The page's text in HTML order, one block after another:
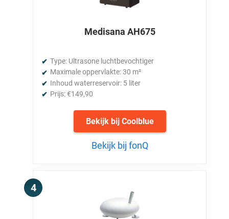
Medisana AH675
Type: Ultrasone luchtbevochtiger
Maximale oppervlakte: 30 m²
Inhoud waterreservoir: 5 liter
Prijs: €149,90
Bekijk bij Coolblue
Bekijk bij fonQ